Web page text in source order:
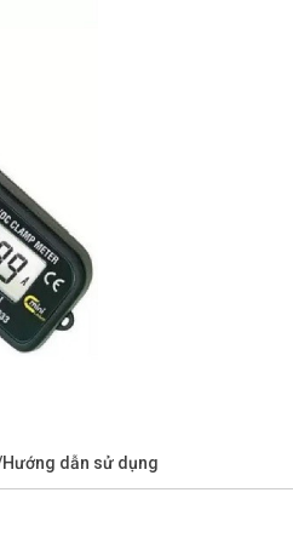
dẫn sử dụng